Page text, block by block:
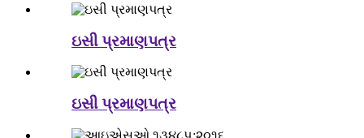
ઇસી પ્રમાણપત્ર
ઇસી પ્રમાણપત્ર